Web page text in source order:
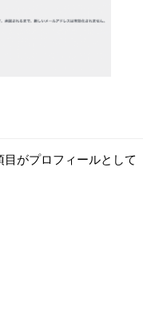
がプロフィールとして